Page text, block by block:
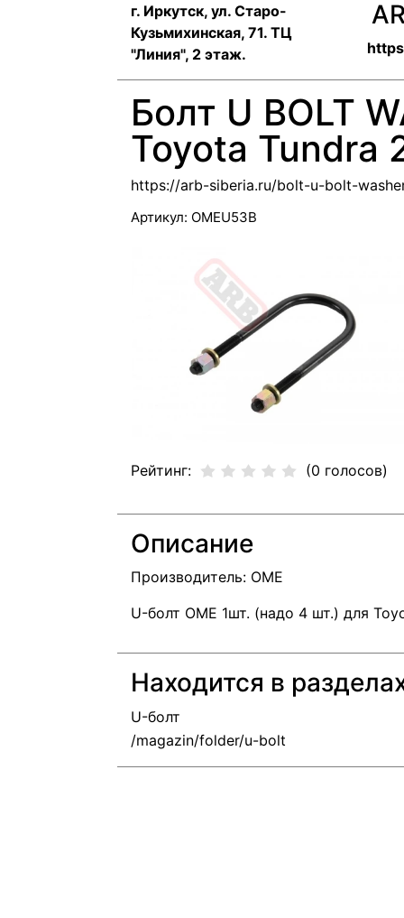
г. Иркутск, ул. ​Старо-
Кузьмихинская, 71. ТЦ
"Линия", 2 этаж.
Болт U BOLT
Toyota Tundra
https://arb-siberia.ru/bolt-u-bolt-
Артикул: OMEU53B
Рейтинг: (0 голосов)
Описание
Производитель: OME
U-болт OME 1шт. (надо 4 шт.) для
Находится в
U-болт